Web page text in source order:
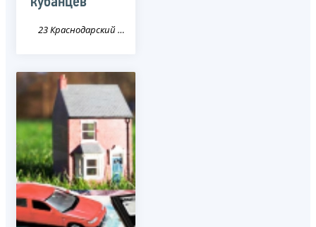
23 Краснодарский край